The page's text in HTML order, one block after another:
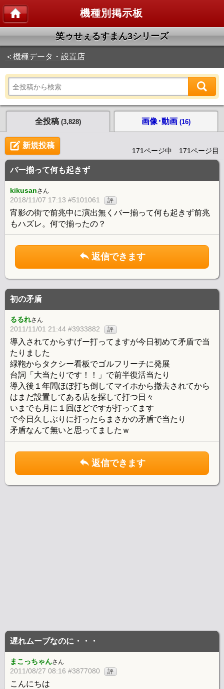
機種別掲示板
笑ゥせぇるすまん3シリーズ
＜機種データ・設置店
全投稿 (3,828) 画像･動画 (16)
新規投稿
171ページ中 171ページ目
バー揃って何も起きず
kikusanさん
2018/11/07 17:13 #5101061 評
宵影の街で前兆中に演出無くバー揃って何も起きず前兆
もハズレ。何で揃ったの？
返信できます
初の矛盾
るるれさん
2011/11/01 21:44 #3933882 評
導入されてからすげー打ってますが今日初めて矛盾で当
たりました
緑鞄からタクシー看板でゴルフリーチに発展
台詞「大当たりです！！」で前半復活当たり
導入後１年間ほぼ打ち倒してマイホから撤去されてから
はまだ設置してある店を探して打つ日々
いまでも月に１回ほどですが打ってます
で今日久しぶりに打ったらまさかの矛盾で当たり
矛盾なんて無いと思ってましたｗ
返信できます
遅れムーブなのに・・・
まこっちゃんさん
2011/08/27 08:16 #3877080 評
こんにちは